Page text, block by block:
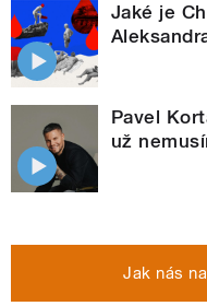
Jaké je
Pavel
už
Jak nás